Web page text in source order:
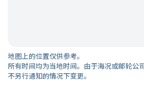
地图上的位置仅供参考。
所有时间均为当地时间。由于海况或邮轮公
不另行通知的情况下变更。